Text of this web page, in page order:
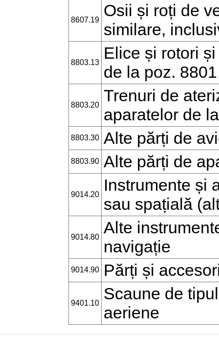
8607.19
Osii și roți de
similare,
8803.13
Elice și rotori
de la poz.
8803.20
Trenuri de
aparatelor de
8803.30 Alte părți de
8803.90 Alte părți de
9014.20
Instrumente și
sau spațială
9014.80
Alte
navigație
9014.90 Părți și
9401.10
Scaune de
aeriene